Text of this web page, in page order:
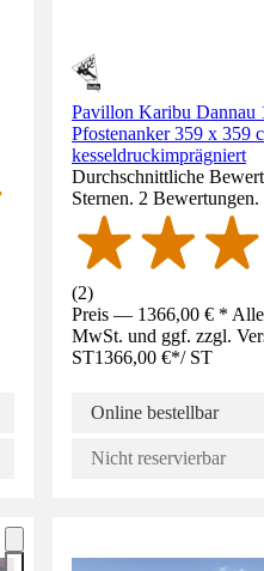
Pavillon Karibu Dannau
Pfostenanker 359 x 359
kesseldruckimprägniert
Durchschnittliche
Sternen. 2 Bewertungen.
(2)
Preis — 1366,00 € * Alle
MwSt. und ggf. zzgl.
ST1366,00 €*/ ST
Online bestellbar
Nicht reservierbar